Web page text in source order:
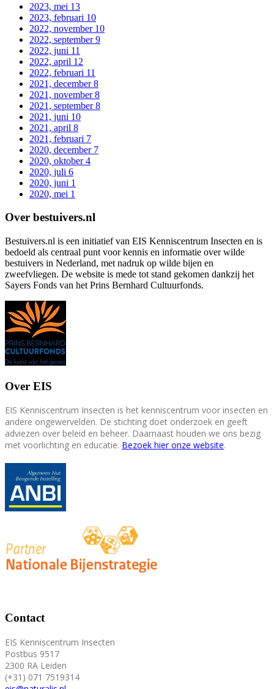
2023, mei 13
2023, februari 10
2022, november 10
2022, september9
2022, juni 11
2022, april 12
2022, februari 11
2021, december8
2021, november8
2021, september8
2021, juni 10
2021, april 8
2021, februari 7
2020, december 7
2020, oktober4
2020, juli 6
2020, juni 1
2020, mei 1
Over bestuivers.nl
Bestuivers.nl is een initiatief van EIS Kenniscentrum Insecten en is
bedoeld als centraal punt voor kennis en informatie over wilde
bestuivers in Nederland, met nadruk op wilde bijen en
zweefvliegen. De website is mede tot stand gekomen dankzij het
Sayers Fonds van het Prins Bernhard Cultuurfonds.
Over EIS
EIS Kenniscentrum Insecten is het kenniscentrum voor insecten en
andere ongewervelden. De stichting doet onderzoek en geeft
adviezen over beleid en beheer. Daarnaast houden we ons bezig
met voorlichting en educatie. Bezoek hier onze website.
Contact
EIS Kenniscentrum Insecten
Postbus 9517
2300 RA Leiden
(+31) 071 7519314